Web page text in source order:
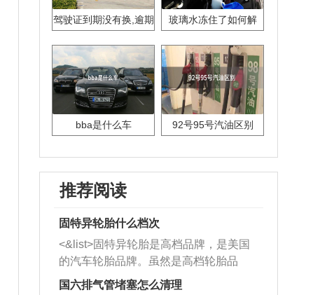
驾驶证到期没有换,逾期
玻璃水冻住了如何解
bba是什么车 92号95号汽油区别
推荐阅读
固特异轮胎什么档次
<&list>固特异轮胎是高档品牌，是美国
的汽车轮胎品牌。虽然是高档轮胎品
牌，但是中高低端的轮胎都有生产，这
国六排气管堵塞怎么清理